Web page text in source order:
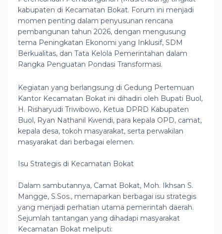
kabupaten di Kecamatan Bokat. Forum ini menjadi
momen penting dalam penyusunan rencana
pembangunan tahun 2026, dengan mengusung
tema Peningkatan Ekonomi yang Inklusif, SDM
Berkualitas, dan Tata Kelola Pemerintahan dalam
Rangka Penguatan Pondasi Transformasi.
Kegiatan yang berlangsung di Gedung Pertemuan
Kantor Kecamatan Bokat ini dihadiri oleh Bupati Buol,
H. Risharyudi Triwibowo, Ketua DPRD Kabupaten
Buol, Ryan Nathanil Kwendi, para kepala OPD, camat,
kepala desa, tokoh masyarakat, serta perwakilan
masyarakat dari berbagai elemen.
Isu Strategis di Kecamatan Bokat
Dalam sambutannya, Camat Bokat, Moh. Ikhsan S.
Mangge, S.Sos., memaparkan berbagai isu strategis
yang menjadi perhatian utama pemerintah daerah.
Sejumlah tantangan yang dihadapi masyarakat
Kecamatan Bokat meliputi: